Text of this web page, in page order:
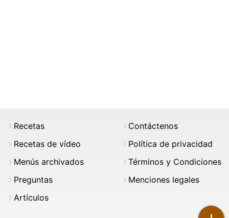
Recetas
Recetas de vídeo
Menús archivados
Preguntas
Artículos
Contáctenos
Política de privacidad
Términos y Condiciones
Menciones legales